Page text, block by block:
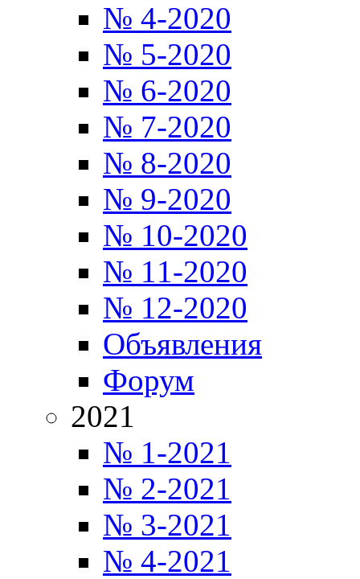
№ 4-2020
№ 5-2020
№ 6-2020
№ 7-2020
№ 8-2020
№ 9-2020
№ 10-2020
№ 11-2020
№ 12-2020
Объявления
Форум
2021
№ 1-2021
№ 2-2021
№ 3-2021
№ 4-2021